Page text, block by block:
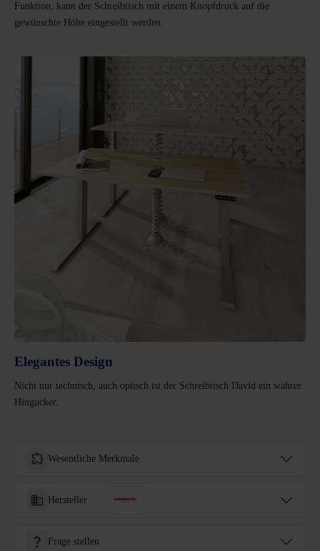
Funktion, kann der Schreibtisch mit einem Knopfdruck auf die
gewünschte Höhe eingestellt werden.
Elegantes Design
Nicht nur technisch, auch optisch ist der Schreibtisch David ein wahrer
Hingucker.
Wesentliche Merkmale
Hersteller
Frage stellen